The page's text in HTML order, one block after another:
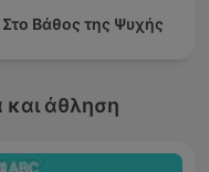
Στο Βάθος της Ψυχής
και άθληση